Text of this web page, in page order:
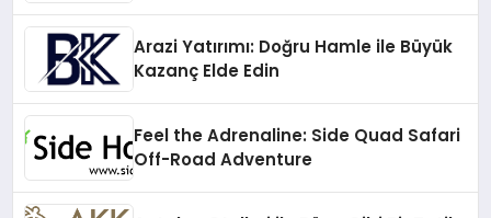
Arazi Yatırımı: Doğru Hamle ile Büyük
Kazanç Elde Edin
Feel the Adrenaline: Side Quad Safari
Off-Road Adventure